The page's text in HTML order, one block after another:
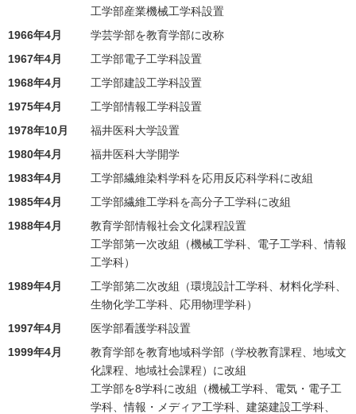
工学部産業機械工学科設置
1966年4月
学芸学部を教育学部に改称
1967年4月
工学部電子工学科設置
1968年4月
工学部建設工学科設置
1975年4月
工学部情報工学科設置
1978年10月
福井医科大学設置
1980年4月
福井医科大学開学
1983年4月
工学部繊維染料学科を応用反応科学科に改組
1985年4月
工学部繊維工学科を高分子工学科に改組
1988年4月
教育学部情報社会文化課程設置
工学部第一次改組（機械工学科、電子工学科、情報
工学科）
1989年4月
工学部第二次改組（環境設計工学科、材料化学科、
生物化学工学科、応用物理学科）
1997年4月
医学部看護学科設置
1999年4月
教育学部を教育地域科学部（学校教育課程、地域文
化課程、地域社会課程）に改組
工学部を8学科に改組（機械工学科、電気・電子工
学科、情報・メディア工学科、建築建設工学科、